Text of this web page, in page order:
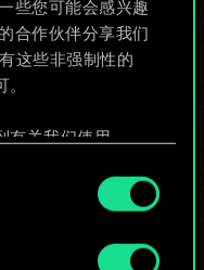
些您可能会感兴趣
合作伙伴分享我们
这些非强制性的
有关我们使用
备好继续，请点
攻略